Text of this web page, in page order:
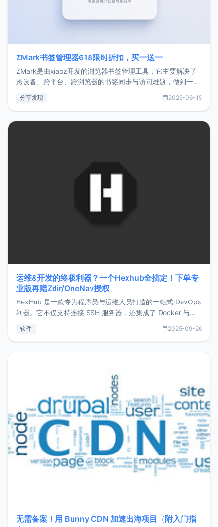
ZMark书签管理器618限时折扣，买一送一
ZMark是由xiaoz开发的浏览器书签管理工具，它主要解决了
跨设备、跨平台、跨浏览器的书签同步与访问难题，做到一处
用，让管理更高效。ZMark官网地址：
分享发现 2026-06-15
运维&开发的终极利器？一个Hexhub全搞定！下单专
业版再赠Zdir/OneNav授权
HexHub 是一款专为程序员与运维人员打造的一站式 DevOps
利器。它不仅支持连接 SSH 服务器，还集成了 Docker 与常
件间频繁切换，仅凭 HexHub 即可同时搞定运维与数据库操
软件 2025-09-26
无需备案！用 Bunny CDN 加速出海项目（附入门指